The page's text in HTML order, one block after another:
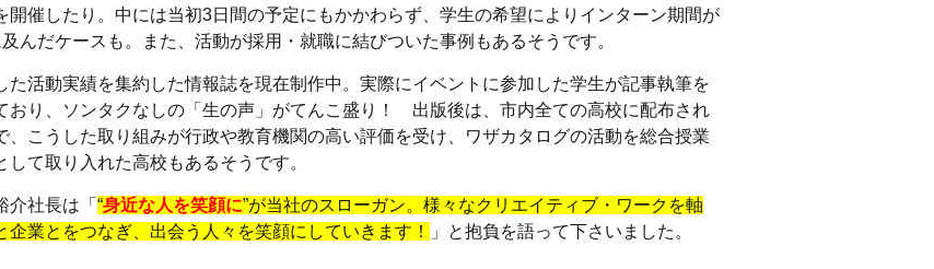
開催したり。中には当初3日間の予定にもかかわらず、学生の希望によりインターン期間が
んだケースも。また、活動が採用・就職に結びついた事例もあるそうです。
活動実績を集約した情報誌を現在制作中。実際にイベントに参加した学生が記事執筆を
おり、ソンタクなしの「生の声」がてんこ盛り！ 出版後は、市内全ての高校に配布され
、こうした取り組みが行政や教育機関の高い評価を受け、ワザカタログの活動を総合授業
して取り入れた高校もあるそうです。
社長は「 “身近な人を笑顔に”が当社のスローガン。様々なクリエイティブ・ワークを軸
企業とをつなぎ、出会う人々を笑顔にしていきます！
」と抱負を語って下さいました。